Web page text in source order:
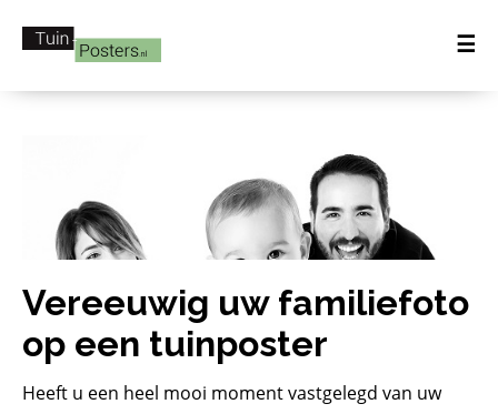
☰
Vereeuwig uw familiefoto
op een tuinposter
Heeft u een heel mooi moment vastgelegd van uw